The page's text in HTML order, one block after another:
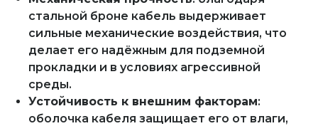
стальной броне кабель выдерживает
сильные механические воздействия, что
делает его надёжным для подземной
прокладки и в условиях агрессивной
среды.
Устойчивость к внешним факторам:
оболочка кабеля защищает его от влаги,